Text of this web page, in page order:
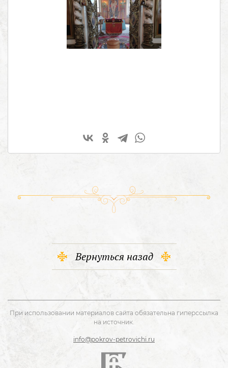
Вернуться назад
При использовании материалов сайта обязательна гиперссылка
на источник.
info@pokrov-petrovichi.ru